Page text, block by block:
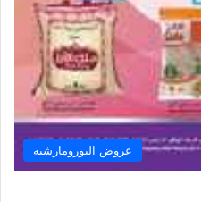
عروض اليورومارشيه